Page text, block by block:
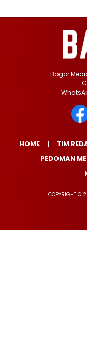
Bogor
HOME TIM
PEDOMAN
COPYRIGHT ©